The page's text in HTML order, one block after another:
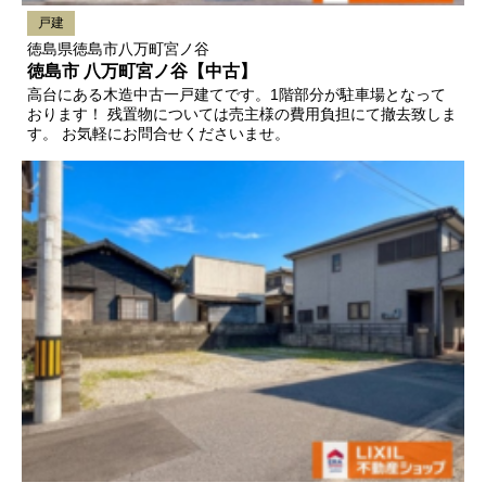
戸建
徳島県徳島市八万町宮ノ谷
徳島市 八万町宮ノ谷【中古】
高台にある木造中古一戸建てです。1階部分が駐車場となって
おります！ 残置物については売主様の費用負担にて撤去致しま
す。 お気軽にお問合せくださいませ。